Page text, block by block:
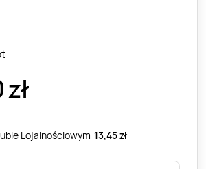
zł
Lojalnościowym 13,45 zł